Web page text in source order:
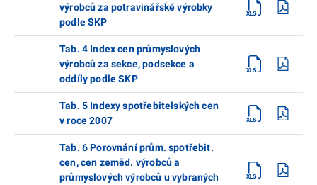
výrobců za potravinářské výrobky
podle SKP
Tab. 4 Index cen průmyslových
výrobců za sekce, podsekce a
oddíly podle SKP
Tab. 5 Indexy spotřebitelských cen
v roce 2007
Tab. 6 Porovnání prům. spotřebit.
cen, cen zeměd. výrobců a
průmyslových výrobců u vybraných